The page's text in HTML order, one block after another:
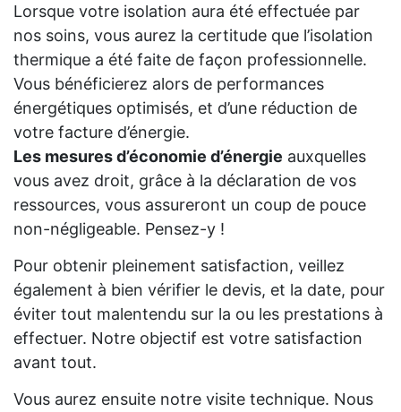
Lorsque votre isolation aura été effectuée par
nos soins, vous aurez la certitude que l’isolation
thermique a été faite de façon professionnelle.
Vous bénéficierez alors de performances
énergétiques optimisés, et d’une réduction de
votre facture d’énergie.
Les mesures d’économie d’énergie auxquelles
vous avez droit, grâce à la déclaration de vos
ressources, vous assureront un coup de pouce
non-négligeable. Pensez-y !
Pour obtenir pleinement satisfaction, veillez
également à bien vérifier le devis, et la date, pour
éviter tout malentendu sur la ou les prestations à
effectuer. Notre objectif est votre satisfaction
avant tout.
Vous aurez ensuite notre visite technique. Nous